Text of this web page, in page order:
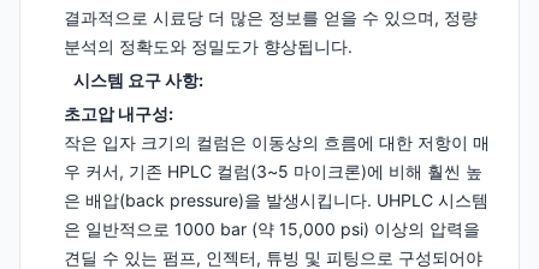
결과적으로 시료당 더 많은 정보를 얻을 수 있으며, 정량
분석의 정확도와 정밀도가 향상됩니다.
시스템 요구 사항:
초고압 내구성:
작은 입자 크기의 컬럼은 이동상의 흐름에 대한 저항이 매
우 커서, 기존 HPLC 컬럼(3~5 마이크론)에 비해 훨씬 높
은 배압(back pressure)을 발생시킵니다. UHPLC 시스템
은 일반적으로 1000 bar (약 15,000 psi) 이상의 압력을
견딜 수 있는 펌프, 인젝터, 튜빙 및 피팅으로 구성되어야